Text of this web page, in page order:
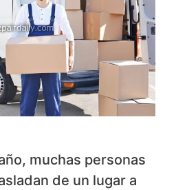
muchas personas
de un lugar a